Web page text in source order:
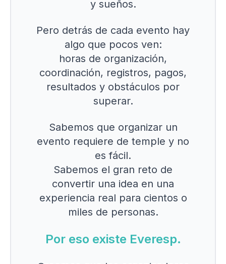
y sueños.
Pero detrás de cada evento hay
algo que pocos ven:
horas de organización,
coordinación, registros, pagos,
resultados y obstáculos por
superar.
Sabemos que organizar un
evento requiere de temple y no
es fácil.
Sabemos el gran reto de
convertir una idea en una
experiencia real para cientos o
miles de personas.
Por eso existe Everesp.